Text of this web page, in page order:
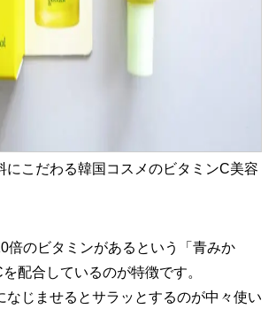
にこだわる韓国コスメのビタミンC美容
倍のビタミンがあるという「青みか
配合しているのが特徴です。
なじませるとサラッとするのが中々使い